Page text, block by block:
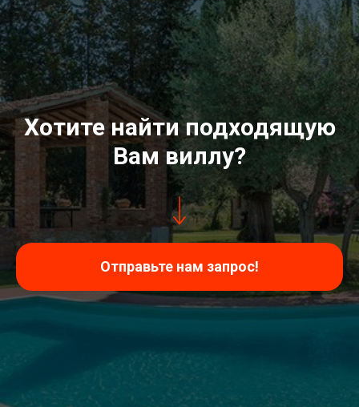
Хотите найти подходящую
Вам виллу?
Отправьте нам запрос!